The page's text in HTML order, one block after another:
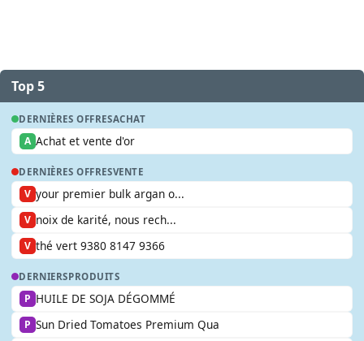
Top 5
DERNIÈRES OFFRESACHAT
A Achat et vente d'or
DERNIÈRES OFFRESVENTE
V your premier bulk argan o...
V noix de karité, nous rech...
V thé vert 9380 8147 9366
DERNIERSPRODUITS
P HUILE DE SOJA DÉGOMMÉ
P Sun Dried Tomatoes Premium Qua